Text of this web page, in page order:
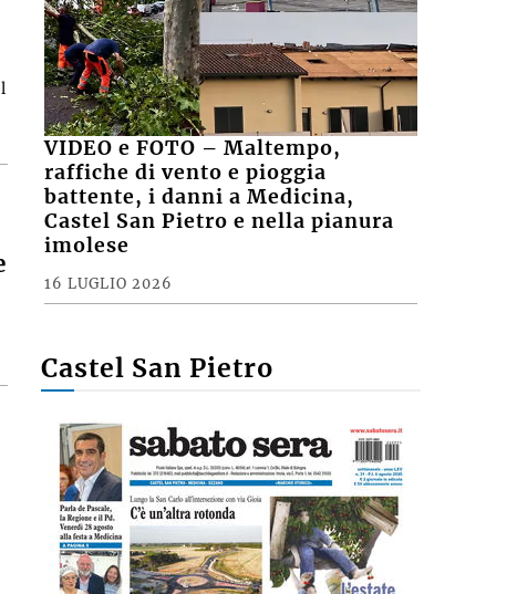
VIDEO e FOTO – Maltempo,
raffiche di vento e pioggia
battente, i danni a Medicina,
imolese